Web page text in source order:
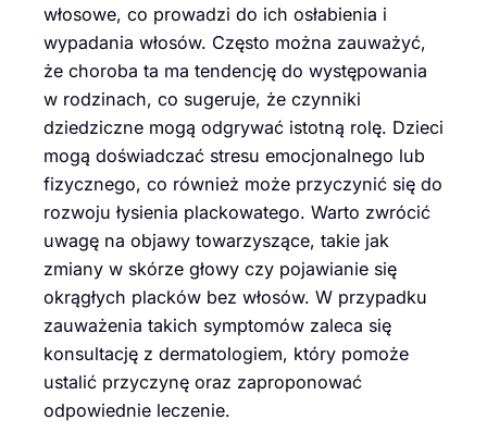
włosowe, co prowadzi do ich osłabienia i
wypadania włosów. Często można zauważyć,
że choroba ta ma tendencję do występowania
w rodzinach, co sugeruje, że czynniki
dziedziczne mogą odgrywać istotną rolę. Dzieci
mogą doświadczać stresu emocjonalnego lub
fizycznego, co również może przyczynić się do
rozwoju łysienia plackowatego. Warto zwrócić
uwagę na objawy towarzyszące, takie jak
zmiany w skórze głowy czy pojawianie się
okrągłych placków bez włosów. W przypadku
zauważenia takich symptomów zaleca się
konsultację z dermatologiem, który pomoże
ustalić przyczynę oraz zaproponować
odpowiednie leczenie.